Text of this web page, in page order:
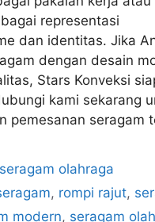
representasi
dan identitas. Jika
dengan desain
Stars Konveksi
kami sekarang
pemesanan seragam
seragam olahraga
, rompi rajut,
modern, seragam